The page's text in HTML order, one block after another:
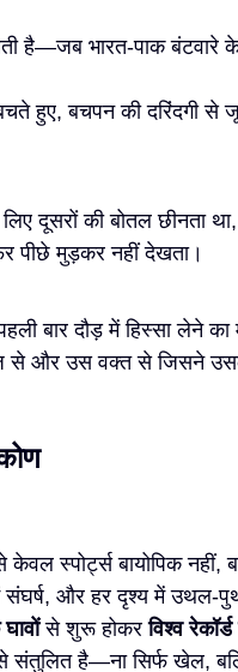
है—जब भारत-पाक बंटवारे के
हुए, बचपन की दरिंदगी से
दूसरों की बोतल छीनता
मुड़कर नहीं देखता।
बार दौड़ में हिस्सा लेने
और उस वक्त से जिसने
स्पोर्ट्स बायोपिक नहीं,
संघर्ष, और हर दृश्य में उथल-
से शुरू होकरविश्व
है—ना सिर्फ खेल, बल्कि